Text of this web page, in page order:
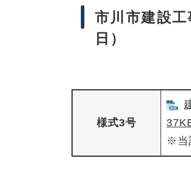
市川市建設
日）
様式3号
※当